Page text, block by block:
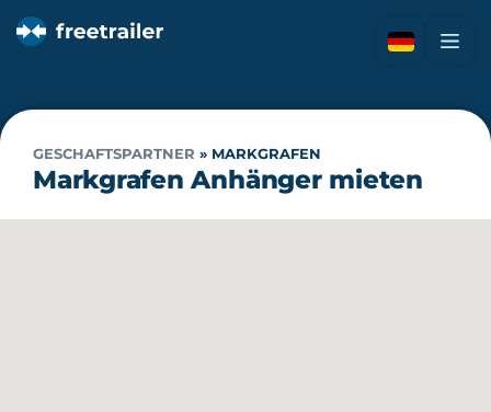
GESCHAFTSPARTNER » MARKGRAFEN
Markgrafen Anhänger mieten